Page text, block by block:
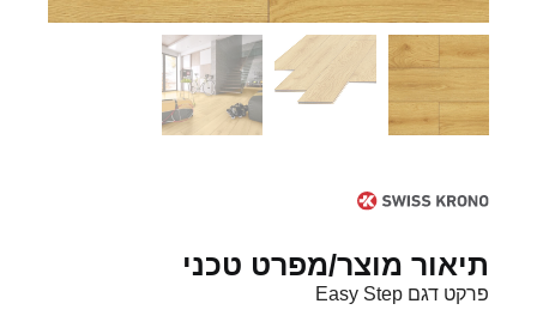
תיאור מוצר/מפרט טכני
פרקט דגם Easy Step